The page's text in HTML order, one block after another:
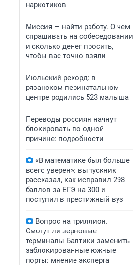
наркотиков
Миссия — найти работу. О чем
спрашивать на собеседовании
и сколько денег просить,
чтобы вас точно взяли
Июльский рекорд: в
рязанском перинатальном
центре родились 523 малыша
Переводы россиян начнут
блокировать по одной
причине: подробности
«В математике был больше
всего уверен»: выпускник
рассказал, как исправил 298
баллов за ЕГЭ на 300 и
поступил в престижный вуз
Вопрос на триллион.
Смогут ли зерновые
терминалы Балтики заменить
заблокированные южные
порты: мнение эксперта